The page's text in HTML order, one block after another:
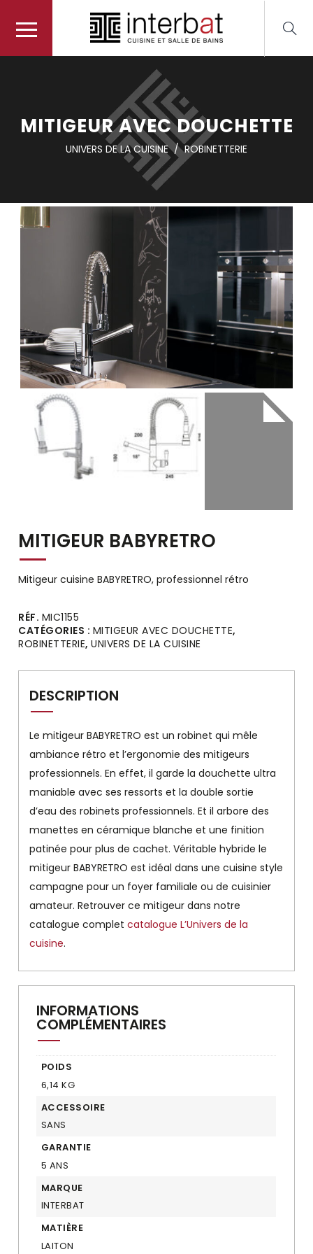
MITIGEUR AVEC DOUCHETTE
UNIVERS DE LA CUISINE/ROBINETTERIE
MITIGEUR BABYRETRO
Mitigeur cuisine BABYRETRO, professionnel rétro
Alternative:
RÉF. MIC1155
CATÉGORIES : MITIGEUR AVEC DOUCHETTE,
ROBINETTERIE,UNIVERS DE LA CUISINE
DESCRIPTION
Le mitigeur BABYRETRO est un robinet qui mêle
ambiance rétro et l’ergonomie des mitigeurs
professionnels. En effet, il garde la douchette ultra
maniable avec ses ressorts et la double sortie
d’eau des robinets professionnels. Et il arbore des
manettes en céramique blanche et une finition
patinée pour plus de cachet. Véritable hybride le
mitigeur BABYRETRO est idéal dans une cuisine style
campagne pour un foyer familiale ou de cuisinier
amateur. Retrouver ce mitigeur dans notre
catalogue completcatalogue L’Univers de la
cuisine.
INFORMATIONS
COMPLÉMENTAIRES
POIDS
6,14 KG
ACCESSOIRE
SANS
GARANTIE
5 ANS
MARQUE
INTERBAT
MATIÈRE
LAITON